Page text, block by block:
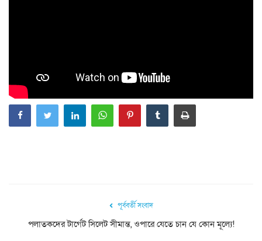
পূর্ববর্তী সংবাদ
পলাতকদের টার্গেট সিলেট সীমান্ত, ওপারে যেতে চান যে কোন মূল্যে!